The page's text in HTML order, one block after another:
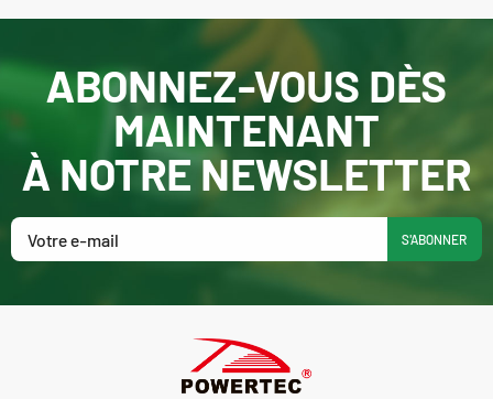
ABONNEZ-VOUS DÈS
MAINTENANT
À NOTRE NEWSLETTER
S'ABONNER